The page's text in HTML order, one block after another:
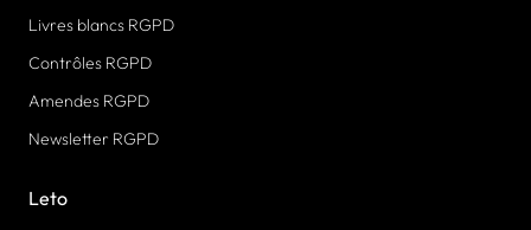
Livres blancs RGPD
Contrôles RGPD
Amendes RGPD
Newsletter RGPD
Leto